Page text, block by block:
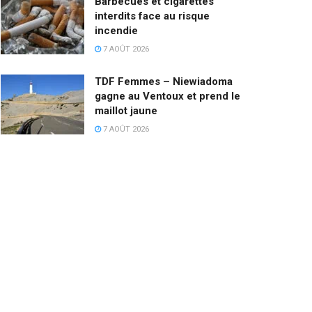
interdits face au risque
incendie
7 AOÛT 2026
TDF Femmes – Niewiadoma
gagne au Ventoux et prend le
maillot jaune
7 AOÛT 2026